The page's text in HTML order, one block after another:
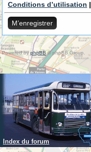
Conditions d’utilisation |
M’enregistrer
Powered byphpBB© phpBB Group.
Index du forum